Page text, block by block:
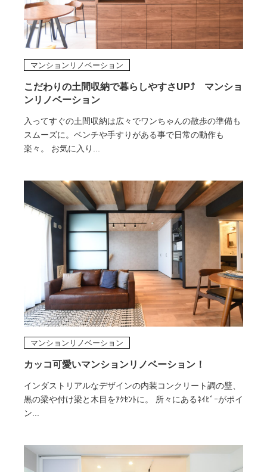
こだわりの土間収納で暮らしやすさUP⤴ マンショ
ンリノベーション
入ってすぐの土間収納は広々でワンちゃんの散歩の準備も
スムーズに。ベンチや手すりがある事で日常の動作も
楽々。 お気に入り...
マンションリノベーション
カッコ可愛いマンションリノベーション！
インダストリアルなデザインの内装コンクリート調の壁、
黒の梁や付け梁と木目をｱｸｾﾝﾄに。 所々にあるﾈｲﾋﾞｰがポイ
ン...
マンションリノベーション